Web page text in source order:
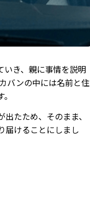
いき、親に事情を説明
バンの中には名前と住
たため、そのまま、
届けることにしまし